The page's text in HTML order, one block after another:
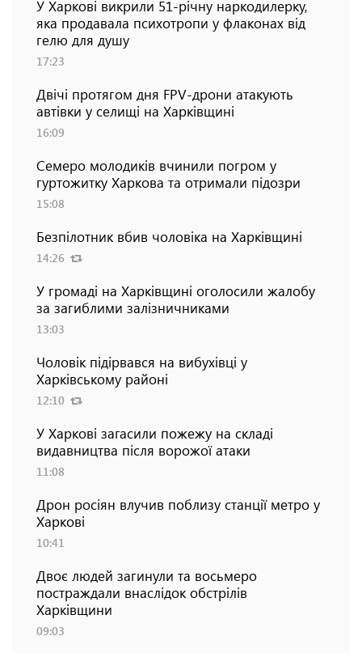
У Харкові викрили 51-річну наркодилерку,
яка продавала психотропи у флаконах від
гелю для душу
17:23
Двічі протягом дня FPV-дрони атакують
автівки у селищі на Харківщині
16:09
Семеро молодиків вчинили погром у
гуртожитку Харкова та отримали підозри
15:08
Безпілотник вбив чоловіка на Харківщині
14:26
У громаді на Харківщині оголосили жалобу
за загиблими залізничниками
13:03
Чоловік підірвався на вибухівці у
Харківському районі
12:10
У Харкові загасили пожежу на складі
видавництва після ворожої атаки
11:08
Дрон росіян влучив поблизу станції метро у
Харкові
10:41
Двоє людей загинули та восьмеро
постраждали внаслідок обстрілів
Харківщини
09:03